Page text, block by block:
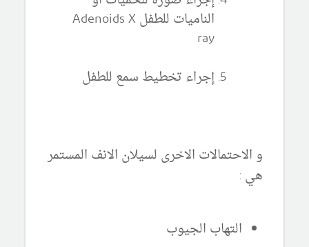
الناميات للطفل Adenoids X
ray
إجراء تخطيط سمع للطفل
و الاحتمالات الاخرى لسيلان الانف المستمر
هي :
التهاب الجيوب